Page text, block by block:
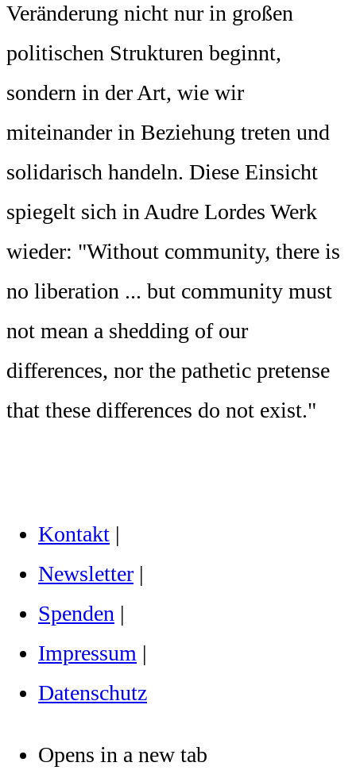
Veränderung nicht nur in großen
politischen Strukturen beginnt,
sondern in der Art, wie wir
miteinander in Beziehung treten und
solidarisch handeln. Diese Einsicht
spiegelt sich in Audre Lordes Werk
wieder: "Without community, there is
no liberation ... but community must
not mean a shedding of our
differences, nor the pathetic pretense
that these differences do not exist."
Kontakt |
Newsletter |
Spenden |
Impressum |
Datenschutz
Opens in a new tab